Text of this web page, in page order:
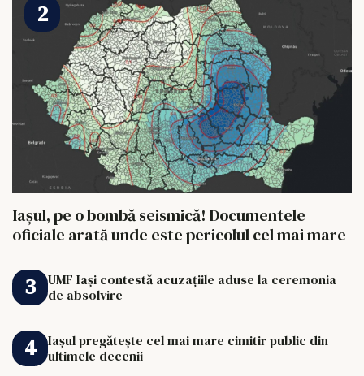
Iașul, pe o bombă seismică! Documentele
oficiale arată unde este pericolul cel mai mare
UMF Iași contestă acuzațiile aduse la ceremonia
de absolvire
Iașul pregătește cel mai mare cimitir public din
ultimele decenii